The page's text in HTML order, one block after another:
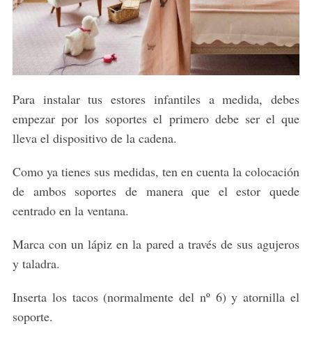
Para instalar tus estores infantiles a medida, debes
empezar por los soportes el primero debe ser el que
lleva el dispositivo de la cadena.
Como ya tienes sus medidas, ten en cuenta la colocación
de ambos soportes de manera que el estor quede
centrado en la ventana.
Marca con un lápiz en la pared a través de sus agujeros
y taladra.
Inserta los tacos (normalmente del nº 6) y atornilla el
soporte.